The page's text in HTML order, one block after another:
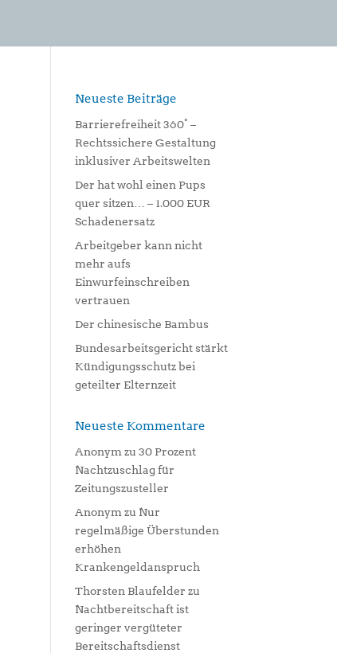
Neueste Beiträge
Barrierefreiheit 360° –
Rechtssichere Gestaltung
inklusiver Arbeitswelten
Der hat wohl einen Pups
quer sitzen… – 1.000 EUR
Schadenersatz
Arbeitgeber kann nicht
mehr aufs
Einwurfeinschreiben
vertrauen
Der chinesische Bambus
Bundesarbeitsgericht stärkt
Kündigungsschutz bei
geteilter Elternzeit
Neueste Kommentare
Anonym zu30 Prozent
Nachtzuschlag für
Zeitungszusteller
Anonym zu Nur
regelmäßige Überstunden
erhöhen
Krankengeldanspruch
Thorsten Blaufelder zu
Nachtbereitschaft ist
geringer vergüteter
Bereitschaftsdienst